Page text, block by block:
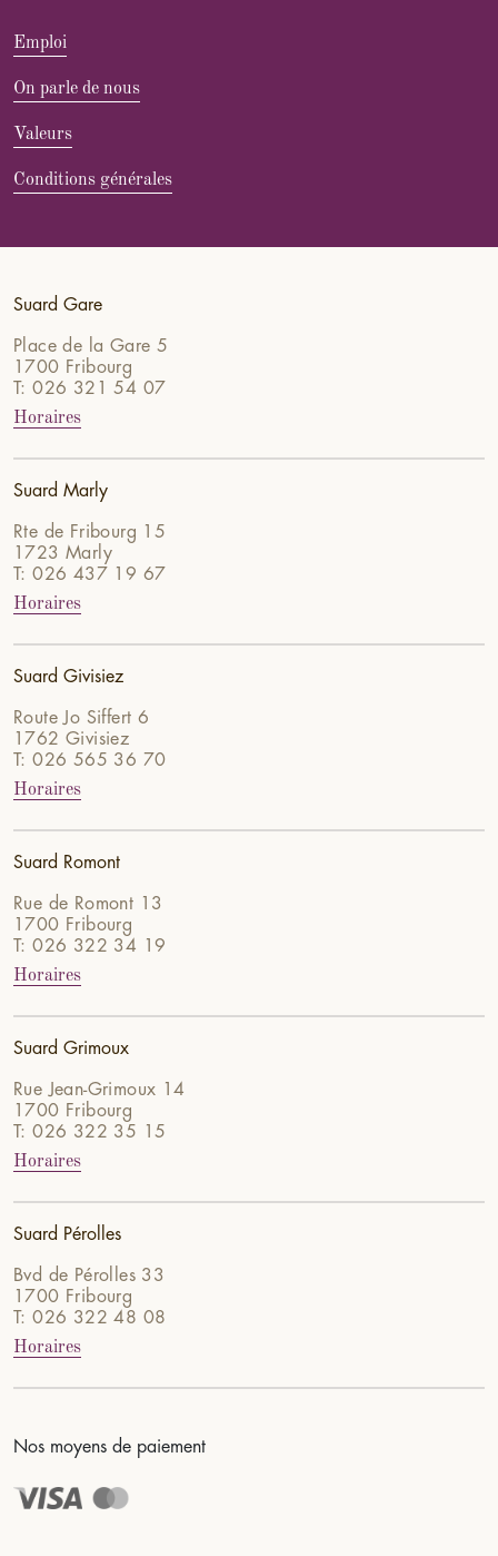
Emploi
On parle de nous
Valeurs
Conditions générales
Nos moyens de paiement
Suard Gare
Place de la Gare 5
1700 Fribourg
T: 026 321 54 07
Horaires
Suard Marly
Rte de Fribourg 15
1723 Marly
T: 026 437 19 67
Horaires
Suard Givisiez
Route Jo Siffert 6
1762 Givisiez
T: 026 565 36 70
Horaires
Suard Romont
Rue de Romont 13
1700 Fribourg
T: 026 322 34 19
Horaires
Suard Grimoux
Rue Jean-Grimoux 14
1700 Fribourg
T: 026 322 35 15
Horaires
Suard Pérolles
Bvd de Pérolles 33
1700 Fribourg
T: 026 322 48 08
Horaires